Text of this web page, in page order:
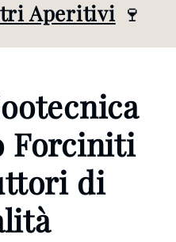
Aperitivi🍷
Forciniti
di